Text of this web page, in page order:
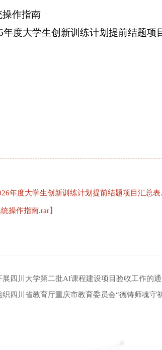
操作指南
年度大学生创新训练计划提前结题项
年度大学生创新训练计划提前结题项目汇总表
操作指南.rar】
展四川大学第二批AI课程建设项目验收工作的
织四川省教育厅重庆市教育委员会“德铸师魂